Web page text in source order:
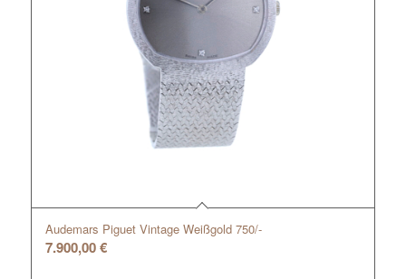
Audemars Piguet Vintage Weißgold 750/-
7.900,00€